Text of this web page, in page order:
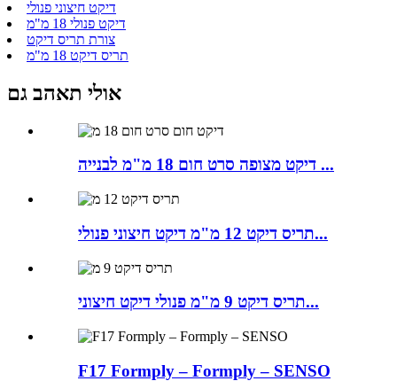
דיקט חיצוני פנולי
דיקט פנולי 18 מ"מ
צורת תריס דיקט
תריס דיקט 18 מ"מ
אולי תאהב גם
דיקט מצופה סרט חום 18 מ"מ לבנייה ...
תריס דיקט 12 מ"מ דיקט חיצוני פנולי...
תריס דיקט 9 מ"מ פנולי דיקט חיצוני...
F17 Formply – Formply – SENSO